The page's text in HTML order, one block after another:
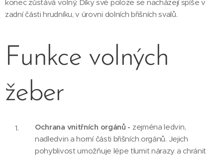
konec zůstává volný. Díky své poloze se nacházejí spíše v
zadní části hrudníku, v úrovni dolních břišních svalů.
Funkce volných
žeber
Ochrana vnitřních orgánů - zejména ledvin,
nadledvin a horní části břišních orgánů. Jejich
pohyblivost umožňuje lépe tlumit nárazy a chránit